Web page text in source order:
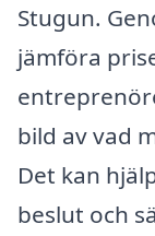
Stugun.
jämföra
bild av vad
Det kan
beslut och